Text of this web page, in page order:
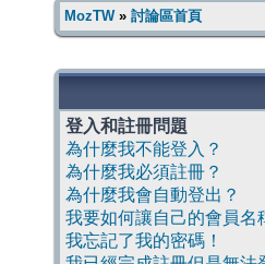
MozTW» 討論區首頁
登入和註冊問題
為什麼我不能登入？
為什麼我必須註冊？
為什麼我會自動登出？
我要如何讓自己的會員名
我忘記了我的密碼！